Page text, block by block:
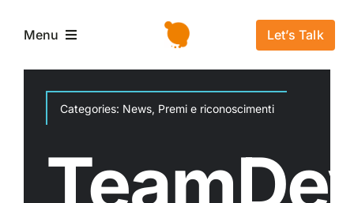
Menu
Home
Servizi e Soluzioni
Let’s Talk
Categories: News, Premi e riconoscimenti